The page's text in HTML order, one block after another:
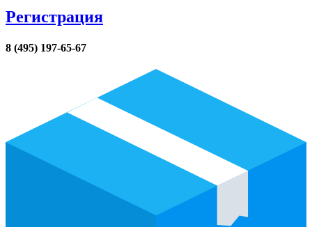
Регистрация
8 (495) 197-65-67